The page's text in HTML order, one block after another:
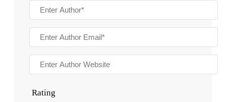
Rating